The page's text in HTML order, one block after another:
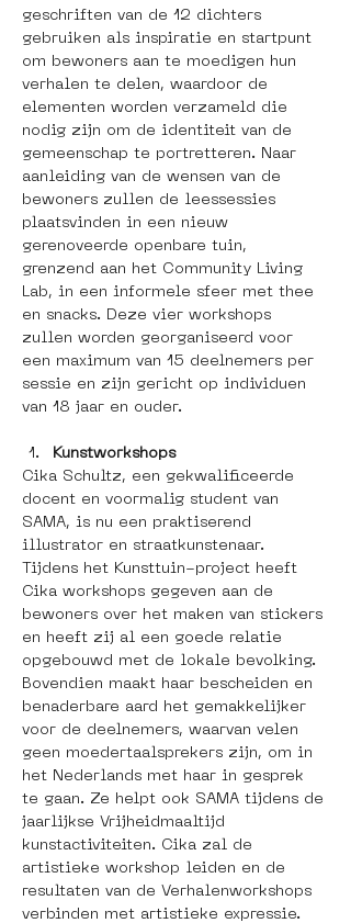
geschriften van de 12 dichters
gebruiken als inspiratie en startpunt
om bewoners aan te moedigen hun
verhalen te delen, waardoor de
elementen worden verzameld die
nodig zijn om de identiteit van de
gemeenschap te portretteren. Naar
aanleiding van de wensen van de
bewoners zullen de leessessies
plaatsvinden in een nieuw
gerenoveerde openbare tuin,
grenzend aan het Community Living
Lab, in een informele sfeer met thee
en snacks. Deze vier workshops
zullen worden georganiseerd voor
een maximum van 15 deelnemers per
sessie en zijn gericht op individuen
van 18 jaar en ouder.
Kunstworkshops
Cika Schultz, een gekwalificeerde
docent en voormalig student van
SAMA, is nu een praktiserend
illustrator en straatkunstenaar.
Tijdens het Kunsttuin-project heeft
Cika workshops gegeven aan de
bewoners over het maken van stickers
en heeft zij al een goede relatie
opgebouwd met de lokale bevolking.
Bovendien maakt haar bescheiden en
benaderbare aard het gemakkelijker
voor de deelnemers, waarvan velen
geen moedertaalsprekers zijn, om in
het Nederlands met haar in gesprek
te gaan. Ze helpt ook SAMA tijdens de
jaarlijkse Vrijheidmaaltijd
kunstactiviteiten. Cika zal de
artistieke workshop leiden en de
resultaten van de Verhalenworkshops
verbinden met artistieke expressie.